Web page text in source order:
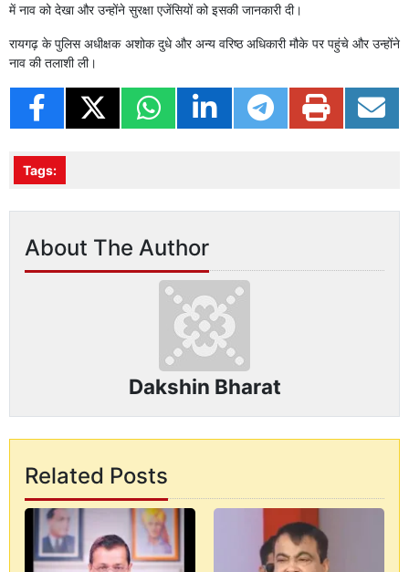
में नाव को देखा और उन्होंने सुरक्षा एजेंसियों को इसकी जानकारी दी।
रायगढ़ के पुलिस अधीक्षक अशोक दुधे और अन्य वरिष्ठ अधिकारी मौके पर पहुंचे और उन्होंने
नाव की तलाशी ली।
Tags:
About The Author
Dakshin Bharat
Related Posts